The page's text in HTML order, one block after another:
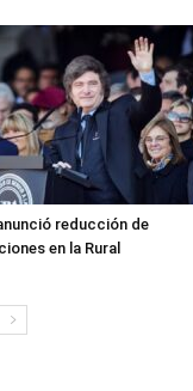
reducción de
en la Rural